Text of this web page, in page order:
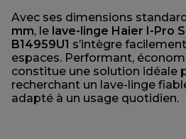
Avec ses dimensions
mm, le lave-linge Haier I-Pro
B14959U1 s’intègre
espaces. Performant,
constitue une solution idéale
recherchant un lave-linge
adapté à un usage quotidien.